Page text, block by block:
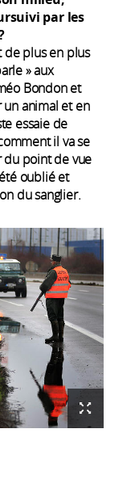
par les
de plus en plus
» aux
Bondon et
animal et en
essaie de
il va se
du point de vue
oublié et
du sanglier.